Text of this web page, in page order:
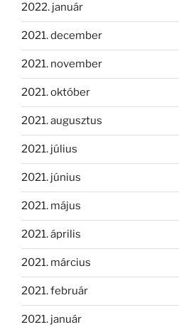
2022. január
2021. december
2021. november
2021. október
2021. augusztus
2021. július
2021. június
2021. május
2021. április
2021. március
2021. február
2021. január